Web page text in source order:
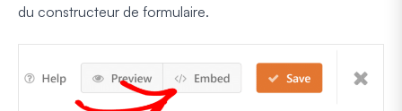
du constructeur de formulaire.